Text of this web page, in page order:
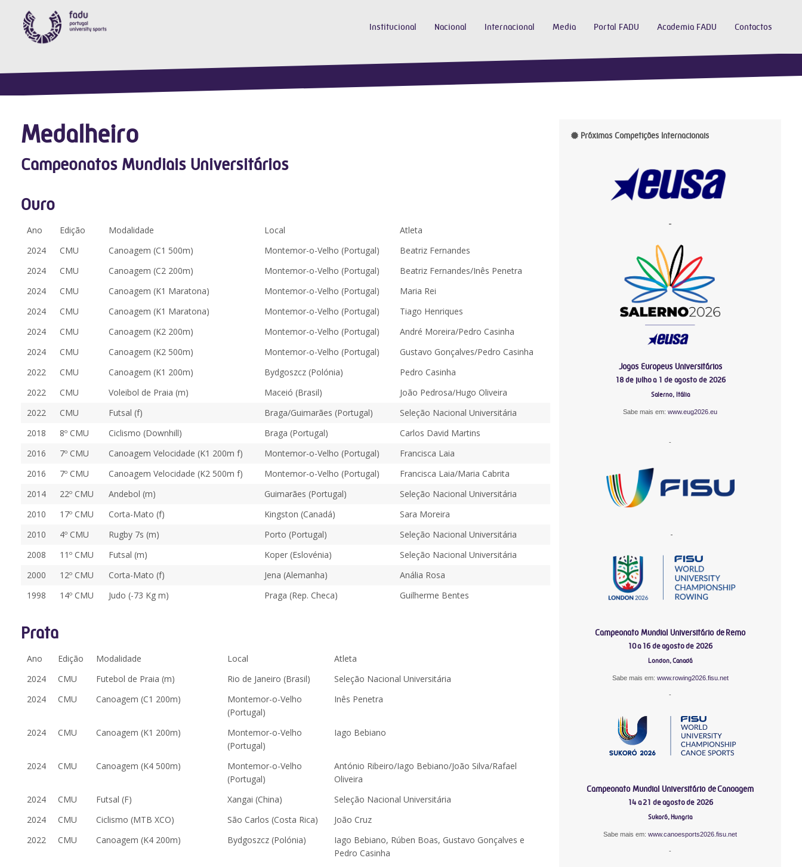
Institucional Nacional Internacional Media Portal FADU Academia FADU Contactos
Medalheiro
Campeonatos Mundiais Universitários
Ouro
Ano Edição Modalidade Local
Atleta
2024
CMU Canoagem (C1 500m) Montemor-o-Velho (Portugal)
Beatriz Fernandes
2024
CMU Canoagem (C2 200m) Montemor-o-Velho (Portugal)
Beatriz Fernandes/Inês Penetra
2024
CMU Canoagem (K1 Maratona) Montemor-o-Velho (Portugal)
Maria Rei
2024
CMU Canoagem (K1 Maratona) Montemor-o-Velho (Portugal)
Tiago Henriques
2024
CMU Canoagem (K2 200m) Montemor-o-Velho (Portugal)
André Moreira/Pedro Casinha
2024
CMU Canoagem (K2 500m) Montemor-o-Velho (Portugal)
Gustavo Gonçalves/Pedro Casinha
2022
CMU Canoagem (K1 200m) Bydgoszcz (Polónia)
Pedro Casinha
2022
CMU Voleibol de Praia (m) Maceió (Brasil)
João Pedrosa/Hugo Oliveira
2022
CMU Futsal (f) Braga/Guimarães (Portugal)
Seleção Nacional Universitária
2018
8º CMU Ciclismo (Downhill) Braga (Portugal)
Carlos David Martins
2016
7º CMU Canoagem Velocidade (K1 200m f) Montemor-o-Velho (Portugal)
Francisca Laia
2016
7º CMU Canoagem Velocidade (K2 500m f) Montemor-o-Velho (Portugal)
Francisca Laia/Maria Cabrita
2014
22º CMU Andebol (m) Guimarães (Portugal)
Seleção Nacional Universitária
2010
17º CMU Corta-Mato (f) Kingston (Canadá)
Sara Moreira
2010
4º CMU Rugby 7s (m) Porto (Portugal)
Seleção Nacional Universitária
2008
11º CMU Futsal (m) Koper (Eslovénia)
Seleção Nacional Universitária
2000
12º CMU Corta-Mato (f) Jena (Alemanha)
Anália Rosa
1998
14º CMU Judo (-73 Kg m) Praga (Rep. Checa) Guilherme Bentes
Prata
Ano Edição Modalidade Local
Atleta
2024
CMU Futebol de Praia (m) Rio de Janeiro (Brasil)
Seleção Nacional Universitária
2024
CMU Canoagem (C1 200m)
Montemor-o-Velho
(Portugal)
Inês Penetra
2024 CMU Canoagem (K1 200m)
Montemor-o-Velho
(Portugal)
Iago Bebiano
2024 CMU Canoagem (K4 500m)
Montemor-o-Velho
(Portugal)
António Ribeiro/Iago Bebiano/João Silva/Rafael
Oliveira
2024
CMU Futsal (F) Xangai (China)
Seleção Nacional Universitária
2024
CMU Ciclismo (MTB XCO) São Carlos (Costa Rica)
João Cruz
2022
CMU Canoagem (K4 200m) Bydgoszcz (Polónia)
Iago Bebiano, Rúben Boas, Gustavo Gonçalves e
Pedro Casinha
Próximas Competições Internacionais
-
Jogos Europeus Universitários
18 de julho a 1 de agosto de 2026
Salerno, Itália
Sabe mais em:www.eug2026.eu
-
-
Campeonato Mundial Universitário de Remo
10 a 16 de agosto de 2026
London, Canadá
Sabe mais em: www.rowing2026.fisu.net
-
Campeonato Mundial Universitário de Canoagem
14 a 21 de agosto de 2026
Sukoró, Hungria
Sabe mais em:www.canoesports2026.fisu.net
-